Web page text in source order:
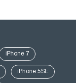
iPhone 7
iPhone 5SE